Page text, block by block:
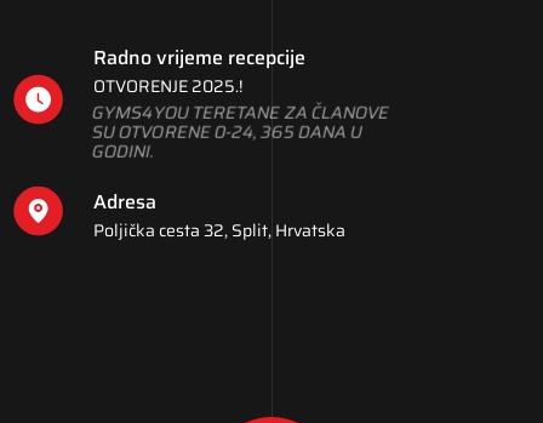
Radno vrijeme recepcije
OTVORENJE 2025.!
GYMS4YOU TERETANE ZA ČLANOVE
SU OTVORENE 0-24, 365 DANA U
GODINI.
Adresa
Poljička cesta 32, Split, Hrvatska